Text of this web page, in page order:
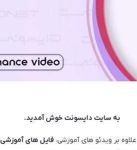
به سایت دایسونت خوش آمدید.
بر ویدئو های آموزشی، فایل های آموزشی